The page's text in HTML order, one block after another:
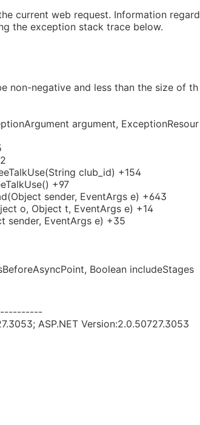
current web request. Information regard
the exception stack trace below.
non-negative and less than the size of th
argument, ExceptionResour
club_id) +154
+97
sender, EventArgs e) +643
o, Object t, EventArgs e) +14
sender, EventArgs e) +35
Boolean includeStages
ASP.NET Version:2.0.50727.3053